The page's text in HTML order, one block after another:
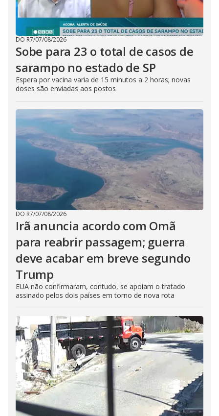
DO R7/07/08/2026
Sobe para 23 o total de casos de
sarampo no estado de SP
Espera por vacina varia de 15 minutos a 2 horas; novas
doses são enviadas aos postos
DO R7/07/08/2026
Irã anuncia acordo com Omã
para reabrir passagem; guerra
deve acabar em breve segundo
Trump
EUA não confirmaram, contudo, se apoiam o tratado
assinado pelos dois países em torno de nova rota